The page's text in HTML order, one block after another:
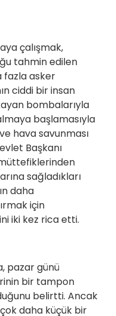
çalışmak,
tahmin edilen
fazla asker
ciddi bir insan
bombalarıyla
başlamasıyla
hava savunması
Başkanı
sağladıkları
daha
için
iki kez rica etti.
pazar günü
bir tampon
belirtti. Ancak
daha küçük bir